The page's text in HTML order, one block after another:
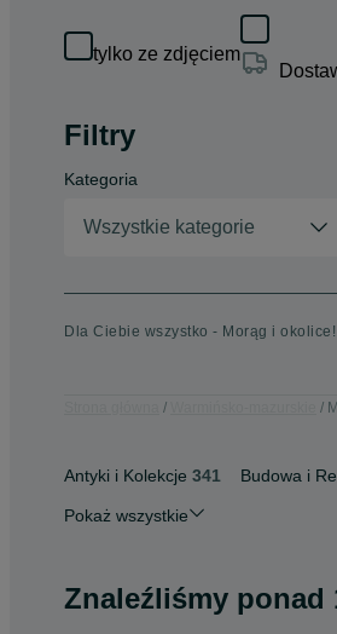
tylko ze zdjęciem
Filtry
Kategoria
Wszystkie kategorie
Dla Ciebie wszystko - Morąg i okolice!
Antyki i Kolekcje 341 Budowa i
Pokaż wszystkie
Znaleźliśmy ponad